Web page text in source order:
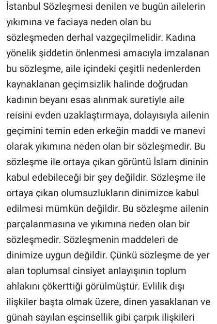
İstanbul Sözleşmesi denilen ve bugün ailelerin
yıkımına ve faciaya neden olan bu
sözleşmeden derhal vazgeçilmelidir. Kadına
yönelik şiddetin önlenmesi amacıyla imzalanan
bu sözleşme, aile içindeki çeşitli nedenlerden
kaynaklanan geçimsizlik halinde doğrudan
kadının beyanı esas alınmak suretiyle aile
reisini evden uzaklaştırmaya, dolayısıyla ailenin
geçimini temin eden erkeğin maddi ve manevi
olarak yıkımına neden olan bir sözleşmedir. Bu
sözleşme ile ortaya çıkan görüntü İslam dininin
kabul edebileceği bir şey değildir. Sözleşme ile
ortaya çıkan olumsuzlukların dinimizce kabul
edilmesi mümkün değildir. Bu sözleşme ailenin
parçalanmasına ve yıkımına neden olan bir
sözleşmedir. Sözleşmenin maddeleri de
dinimize uygun değildir. Çünkü sözleşme de yer
alan toplumsal cinsiyet anlayışının toplum
ahlakını çökerttiği görülmüştür. Evlilik dışı
ilişkiler başta olmak üzere, dinen yasaklanan ve
günah sayılan eşcinsellik gibi çarpık ilişkileri